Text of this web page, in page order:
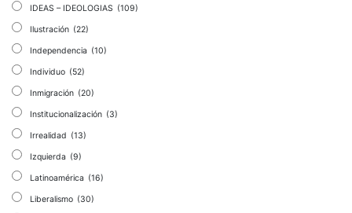
IDEAS – IDEOLOGIAS (109)
Ilustración (22)
Independencia (10)
Individuo (52)
Inmigración (20)
Institucionalización (3)
Irrealidad (13)
Izquierda (9)
Latinoamérica (16)
Liberalismo (30)